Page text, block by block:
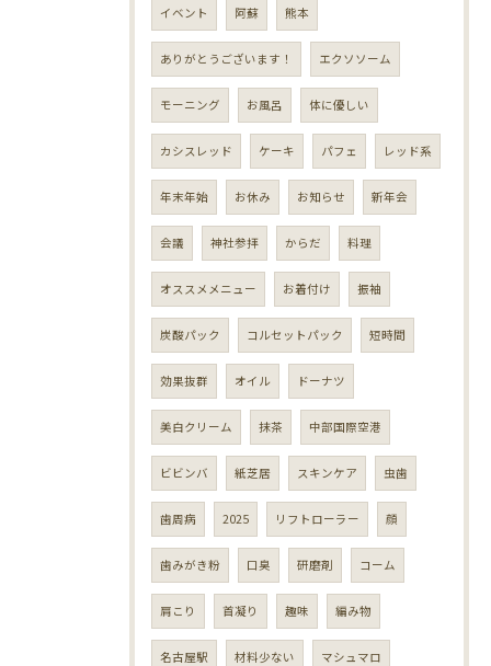
イベント 阿蘇 熊本
ありがとうございます！ エクソソーム
モーニング お風呂 体に優しい
カシスレッド ケーキ パフェ レッド系
年末年始 お休み お知らせ 新年会
会議 神社参拝 からだ 料理
オススメメニュー お着付け 振袖
炭酸パック コルセットパック 短時間
効果抜群 オイル ドーナツ
美白クリーム 抹茶 中部国際空港
ビビンバ 紙芝居 スキンケア 虫歯
歯周病 2025 リフトローラー 顔
歯みがき粉 口臭 研磨剤 コーム
肩こり 首凝り 趣味 編み物
名古屋駅 材料少ない マシュマロ